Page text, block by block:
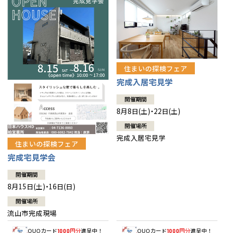
住まいの探検フェア
完成宅見学会
開催期間
8月15日(土)・16日(日)
開催場所
流山市完成現場
QUOカード1000円分進呈中！
住まいの探検フェア
完成入居宅見学
開催期間
8月8日(土)・22日(土)
開催場所
完成入居宅見学
QUOカード1000円分進呈中！